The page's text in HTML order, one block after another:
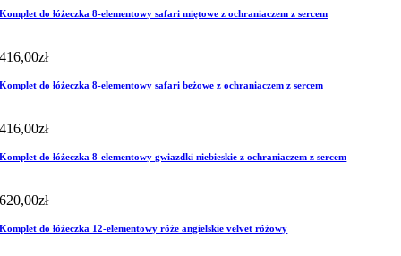
Komplet do łóżeczka 8-elementowy safari miętowe z ochraniaczem z sercem
416,00zł
Komplet do łóżeczka 8-elementowy safari beżowe z ochraniaczem z sercem
416,00zł
Komplet do łóżeczka 8-elementowy gwiazdki niebieskie z ochraniaczem z sercem
620,00zł
Komplet do łóżeczka 12-elementowy róże angielskie velvet różowy